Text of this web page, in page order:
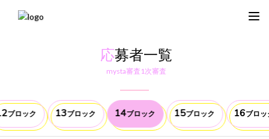
応募者一覧
mysta審査1次審査
ブロック 13ブロック 14ブロック 15ブロック 16ブロッ